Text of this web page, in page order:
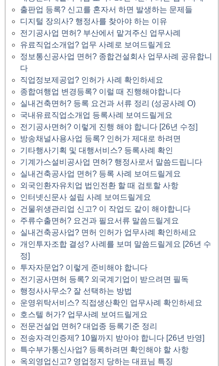
출판업 등록? 신고를 혼자서 하면 발생하는 문제들
디지털 장의사? 행정사를 찾아야 하는 이유
전기공사업 면허? 부산에서 맡겨주신 업무사례
유료직업소개업? 업무 사례로 보여드릴게요
정보통신공사업 면허? 종합건설회사 업무사례 공유합니
다
직업정보제공업? 인허가 사례 확인하세요
종합여행업 변경등록? 이럴 때 진행해야합니다
실내건축면허? 등록 요건과 서류 정리 (성공사례 O)
국내유료직업소개업 등록사례 보여드릴게요
전기공사면허? 이렇게 진행 해야 합니다 [26년 수정]
방송채널사용사업 등록? 인허가 제대로 하려면
기타행사기획 및 대행서비스? 등록사례 확인
기계가스설비공사업 면허? 행정사로서 말씀드립니다
실내건축공사업 면허? 등록 사례 보여드릴게요
외국인환자유치업 법인전환 할 때 검토할 사항
인터넷신문사 설립 사례 보여드릴게요
건물위생관리업 신고? 이 작업도 같이 해야합니다
주류수출면허? 요건과 필요서류 말씀드릴게요
실내건축공사업? 면허 인허가 업무사례 확인하세요
개인투자조합 결성? 사례를 보며 말씀드릴게요 [26년 수
정]
투자자문업? 이렇게 준비해야 합니다
전기공사면허 등록? 외국계기업이 받으려면 필독
행정사사무소? 잘 선택하는 방법
운영위탁서비스? 직접생산확인 업무사례 확인하세요
호스텔 허가? 업무사례 보여드릴게요
전문건설업 면허? 대업종 등록기준 정리
전송자격인증제? 10월까지 받아야 합니다 [26년 반영]
특수부가통신사업? 등록하려면 확인해야 할 사항
옥외영업신고? 영업정지 당하는 대표님 특징